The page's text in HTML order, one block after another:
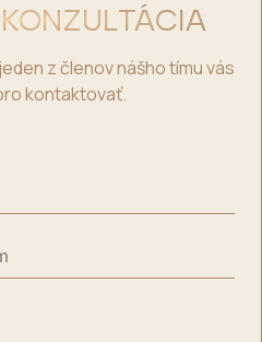
z členov nášho tímu vás
kontaktovať.